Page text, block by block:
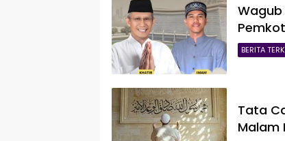
BERITA
Tata
Malam